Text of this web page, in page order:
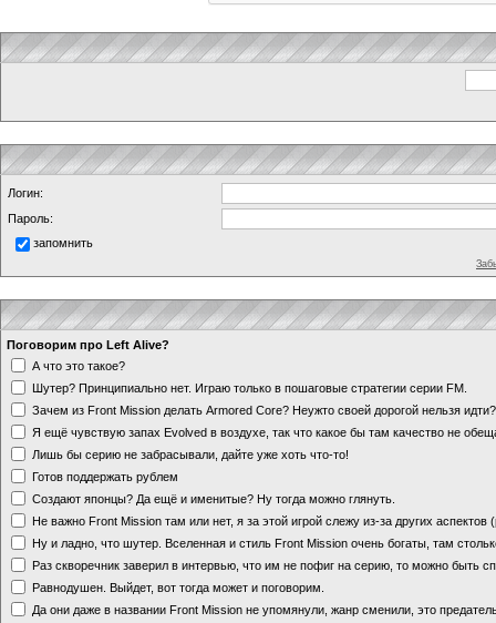
Логин:
Пароль:
запомнить
Поговорим про Left Alive?
А что это такое?
Шутер? Принципиально нет. Играю только в пошаговые стратегии серии FM.
Зачем из Front Mission делать Armored Core? Неужто своей дорогой нельзя
Я ещё чувствую запах Evolved в воздухе, так что какое бы там качество не
Лишь бы серию не забрасывали, дайте уже хоть что-то!
Готов поддержать рублем
Создают японцы? Да ещё и именитые? Ну тогда можно глянуть.
Не важно Front Mission там или нет, я за этой игрой слежу из-за других аспектов
Ну и ладно, что шутер. Вселенная и стиль Front Mission очень богаты, там
Раз скворечник заверил в интервью, что им не пофиг на серию, то можно быть
Равнодушен. Выйдет, вот тогда может и поговорим.
Да они даже в названии Front Mission не упомянули, жанр сменили, это